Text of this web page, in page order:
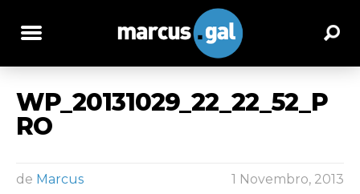
WP_20131029_22_22_52_P
RO
de Marcus 1 Novembro, 2013